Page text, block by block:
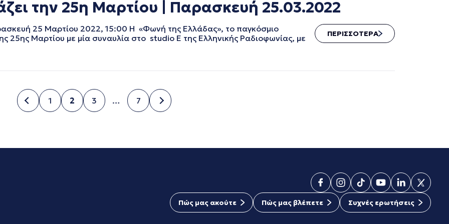
την 25η Μαρτίου | Παρασκευή 25.03.2022
25 Μαρτίου 2022, 15:00 Η «Φωνή της Ελλάδας», το παγκόσμιο
25ης Μαρτίου με μία συναυλία στο studio E της Ελληνικής Ραδιοφωνίας, με
ΠΕΡΙΣΣΟΤΕΡΑ
Σελίδα
1
Σελίδα
2
Σελίδα
3
…
Σελίδα
7
Πώς μας ακούτε Πώς μας βλέπετε Συχνές ερωτήσεις